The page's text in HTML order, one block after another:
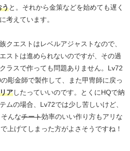
うと。それから金策などを始めても遅く
考えています。
クエストはレベルアジャストなので、
ストは進められないのですが、その過
ラスで作っても問題ありません。Lv72
彫金師で製作して、また甲冑師に戻っ
アしたっていいのです。とくにHQで納
ムの場合、Lv72では少し苦しいけど、
んなチート効率のいい作り方もアリな
上げてしまった方がよさそうですね！